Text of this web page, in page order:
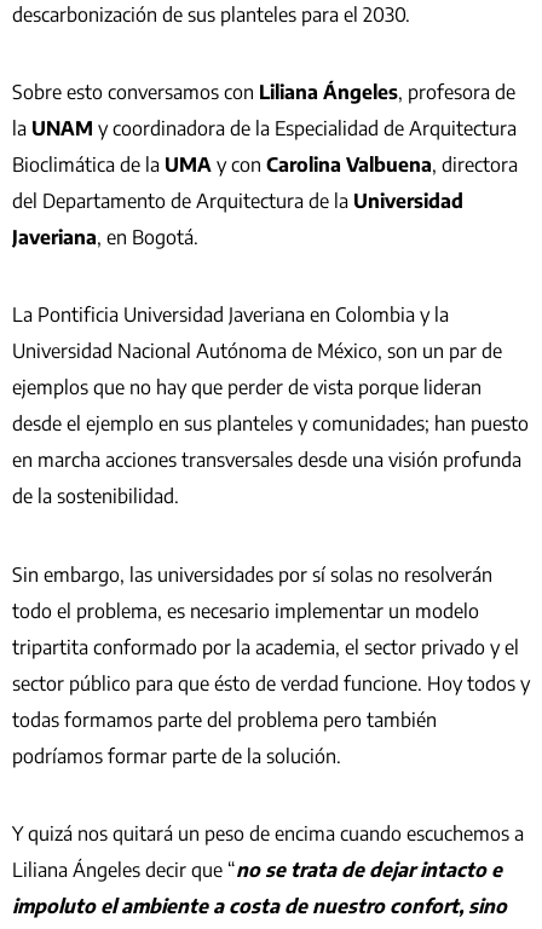
descarbonización de sus planteles para el 2030.
Sobre esto conversamos con Liliana Ángeles, profesora de
la UNAM y coordinadora de la Especialidad de Arquitectura
Bioclimática de la UMA y con Carolina Valbuena, directora
del Departamento de Arquitectura de la Universidad
Javeriana, en Bogotá.
La Pontificia Universidad Javeriana en Colombia y la
Universidad Nacional Autónoma de México, son un par de
ejemplos que no hay que perder de vista porque lideran
desde el ejemplo en sus planteles y comunidades; han puesto
en marcha acciones transversales desde una visión profunda
de la sostenibilidad.
Sin embargo, las universidades por sí solas no resolverán
todo el problema, es necesario implementar un modelo
tripartita conformado por la academia, el sector privado y el
sector público para que ésto de verdad funcione. Hoy todos y
todas formamos parte del problema pero también
podríamos formar parte de la solución.
Y quizá nos quitará un peso de encima cuando escuchemos a
Liliana Ángeles decir que “no se trata de dejar intacto e
impoluto el ambiente a costa de nuestro confort, sino